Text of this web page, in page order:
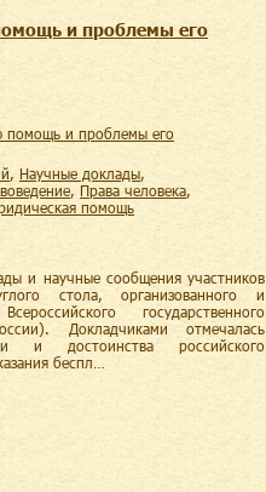
и проблемы его
, научные доклады,
, права человека,
помощь
и научные сообщения участников
стола, организованного и
государственного
Докладчиками отмечалась
и достоинства российского
беспл…